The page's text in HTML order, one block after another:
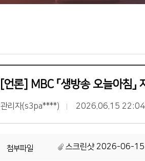
[언론] MBC 「생방송 오늘아침
관리자(s3pa****) 2026.06.15 22:04
첨부파일 스크린샷 2026-06-